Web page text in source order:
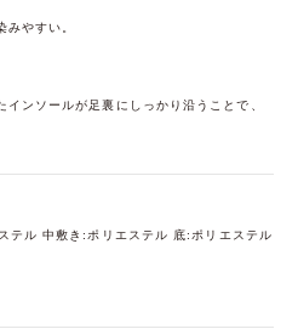
みやすい。
ンソールが足裏にしっかり沿うことで、
テル 中敷き:ポリエステル 底:ポリエステル